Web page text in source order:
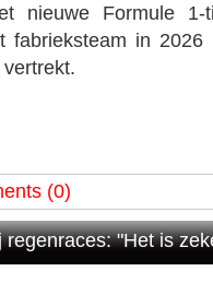
nieuwe Formule 1-
fabrieksteam in
(0)
"Het is